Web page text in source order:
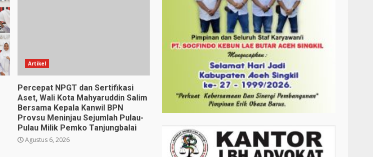
Artikel
Percepat NPGT dan Sertifikasi
Aset, Wali Kota Mahyaruddin Salim
Bersama Kepala Kanwil BPN
Provsu Meninjau Sejumlah Pulau-
Pulau Milik Pemko Tanjungbalai
Agustus 6, 2026